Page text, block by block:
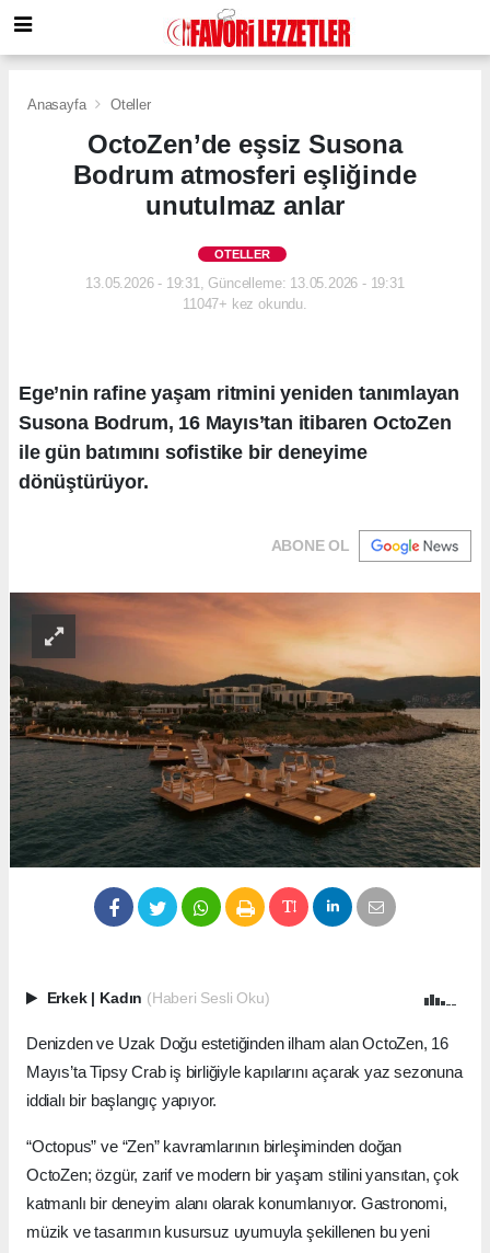
Anasayfa Oteller
OctoZen’de eşsiz Susona
Bodrum atmosferi eşliğinde
unutulmaz anlar
OTELLER
13.05.2026 - 19:31, Güncelleme: 13.05.2026 - 19:31
11047+ kez okundu.
Ege’nin rafine yaşam ritmini yeniden tanımlayan
Susona Bodrum, 16 Mayıs’tan itibaren OctoZen
ile gün batımını sofistike bir deneyime
dönüştürüyor.
ABONE OL
Erkek | Kadın (Haberi Sesli Oku)
Denizden ve Uzak Doğu estetiğinden ilham alan OctoZen, 16
Mayıs’ta Tipsy Crab iş birliğiyle kapılarını açarak yaz sezonuna
iddialı bir başlangıç yapıyor.
“Octopus” ve “Zen” kavramlarının birleşiminden doğan
OctoZen; özgür, zarif ve modern bir yaşam stilini yansıtan, çok
katmanlı bir deneyim alanı olarak konumlanıyor. Gastronomi,
müzik ve tasarımın kusursuz uyumuyla şekillenen bu yeni